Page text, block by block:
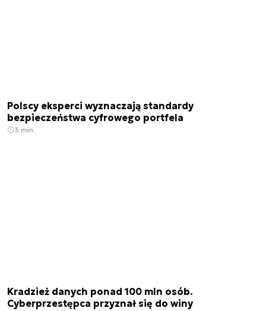
Polscy eksperci wyznaczają standardy
bezpieczeństwa cyfrowego portfela
3 min.
Kradzież danych ponad 100 mln osób.
Cyberprzestępca przyznał się do winy